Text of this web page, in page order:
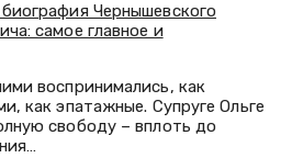
Чернышевского
самое главное и
воспринимались, как
как эпатажные. Супруге Ольге
свободу – вплоть до